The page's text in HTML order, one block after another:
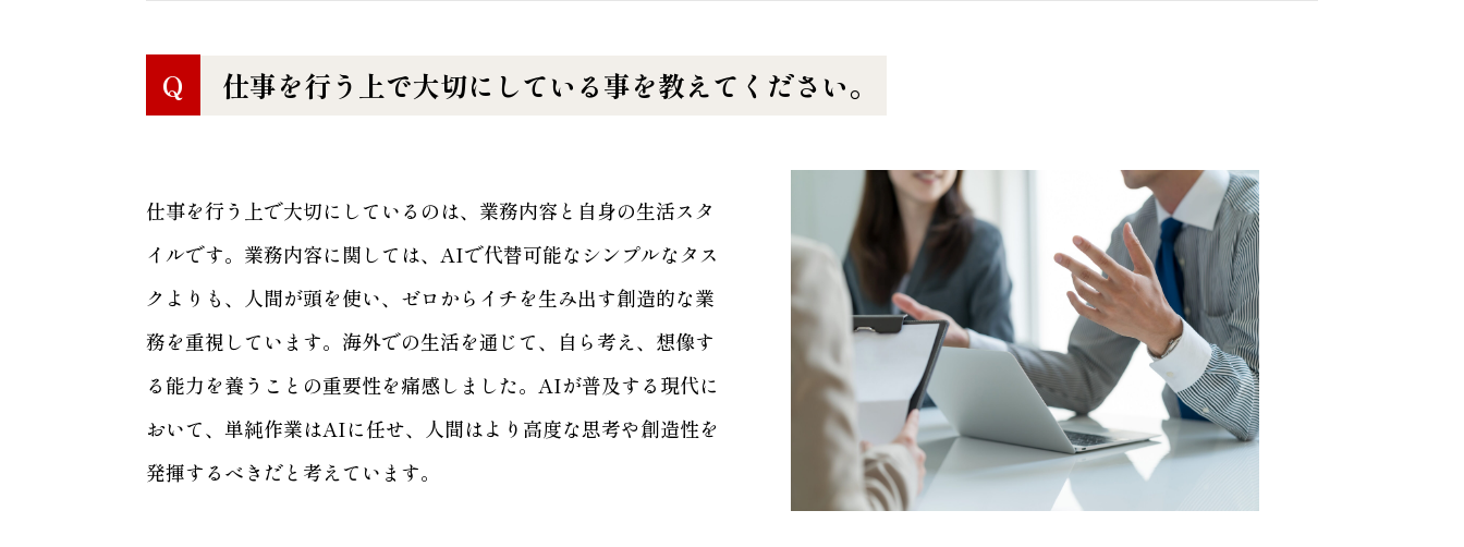
Q 仕事を行う上で大切にしている事を教えてください。
仕事を行う上で大切にしているのは、業務内容と自身の生活スタ
イルです。業務内容に関しては、AIで代替可能なシンプルなタス
クよりも、人間が頭を使い、ゼロからイチを生み出す創造的な業
務を重視しています。海外での生活を通じて、自ら考え、想像す
る能力を養うことの重要性を痛感しました。AIが普及する現代に
おいて、単純作業はAIに任せ、人間はより高度な思考や創造性を
発揮するべきだと考えています。